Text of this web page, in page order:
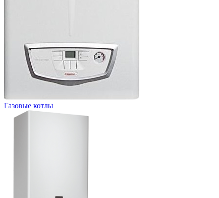
Газовые котлы